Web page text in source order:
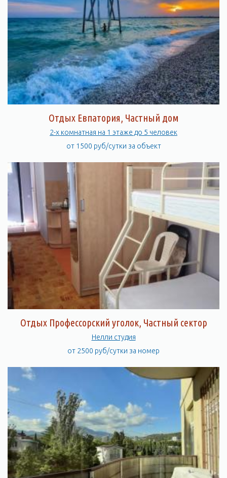
Отдых Евпатория, Частный дом
2-х комнатная на 1 этаже до 5 человек
от 1500 руб/сутки за объект
Отдых Профессорский уголок, Частный сектор
Нелли студия
от 2500 руб/сутки за номер